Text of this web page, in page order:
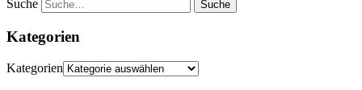
Suche
Kategorien
Kategorien